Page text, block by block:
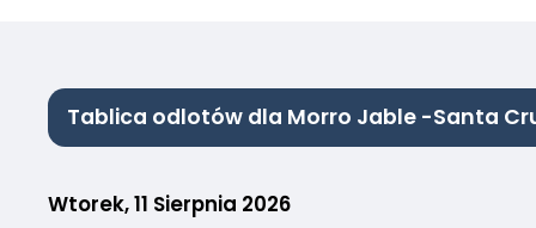
Tablica odlotów dla Morro Jable -Santa
Wtorek, 11 Sierpnia 2026